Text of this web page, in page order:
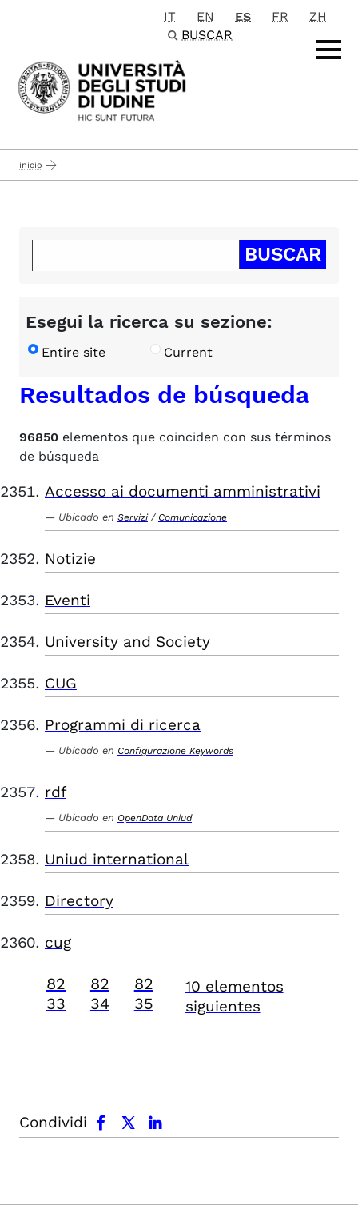
Passa al contenuto principale
IT EN ES FR
ZH
BUSCAR
inicio
Esegui la ricerca su sezione:
Entire site Current
Resultados de búsqueda
96850 elementos que coinciden con sus términos
de búsqueda
Accesso ai documenti amministrativi
Ubicado en Servizi / Comunicazione
Notizie
Eventi
University and Society
CUG
Programmi di ricerca
Ubicado en Configurazione Keywords
rdf
Ubicado en OpenData Uniud
Uniud international
Directory
cug
82
33
82
34
82
35
10 elementos
siguientes
Condividi
facebook x.com linkedin